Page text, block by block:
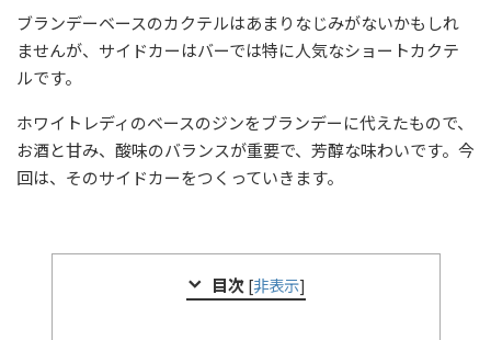
ブランデーベースのカクテルはあまりなじみがないかもしれ
ませんが、サイドカーはバーでは特に人気なショートカクテ
ルです。
ホワイトレディのベースのジンをブランデーに代えたもので、
お酒と甘み、酸味のバランスが重要で、芳醇な味わいです。今
回は、そのサイドカーをつくっていきます。
目次 [非表示]